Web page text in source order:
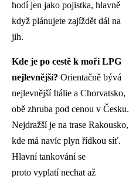
hodí jen jako pojistka, hlavně
když plánujete zajíždět dál na
jih.
Kde je po cestě k moři LPG
nejlevnější? Orientačně bývá
nejlevnější Itálie a Chorvatsko,
obě zhruba pod cenou v Česku.
Nejdražší je na trase Rakousko,
kde má navíc plyn řídkou síť.
Hlavní tankování se
proto vyplatí nechat až